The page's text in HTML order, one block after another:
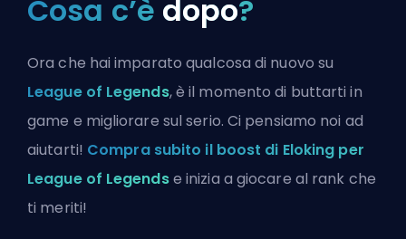
Cosa c’è dopo?
Ora che hai imparato qualcosa di nuovo su
League of Legends, è il momento di buttarti in
game e migliorare sul serio. Ci pensiamo noi ad
aiutarti! Compra subito il boost di Eloking per
League of Legendse inizia a giocare al rank che
ti meriti!